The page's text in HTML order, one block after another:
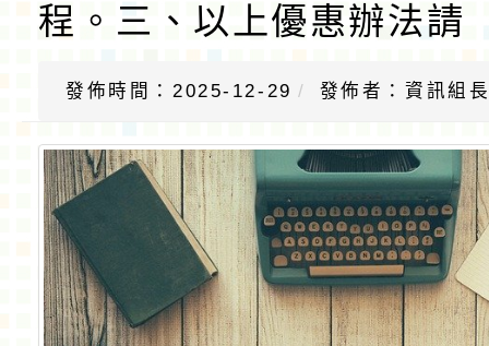
程。三、以上優惠辦法請
發佈時間：2025-12-29 發佈者：資訊組